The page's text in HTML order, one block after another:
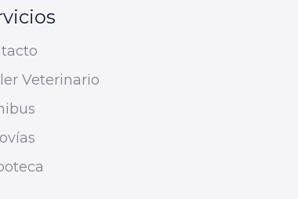
Veterinario